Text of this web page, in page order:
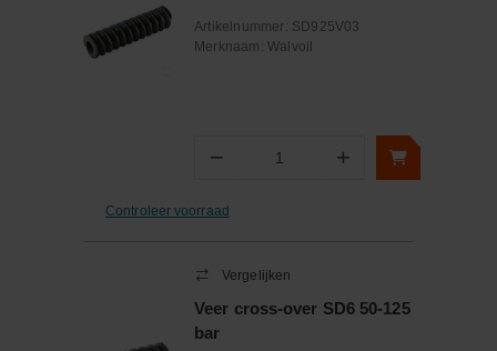
Artikelnummer: SD925V03
Merknaam: Walvoil
− Aantal +
Controleer voorraad
Vergelijken
Veer cross-over SD6 50-125
bar